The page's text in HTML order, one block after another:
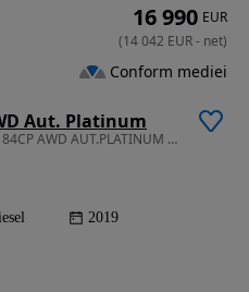
Aut. Platinum
1995 cm3 • 185 CP • 2.0 CRDI 4x4 184CP AWD AUT.PLATINUM Garantie Tva Full
2019
16 990 EUR
(14 042 EUR- net)
Conform mediei